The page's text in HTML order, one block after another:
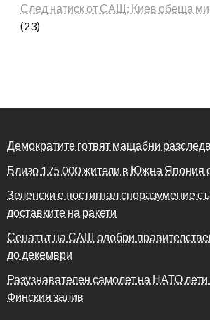
След натиск от САЩ: Киев обеща
(23)
Демократите готвят мащабни
Близо 175 000 жители в Южна Япония
Зеленски е постигнал споразумение
доставките на ракети
Сенатът на САЩ одобри
до декември
Разузнавателен самолет на НАТО лети
Финския залив